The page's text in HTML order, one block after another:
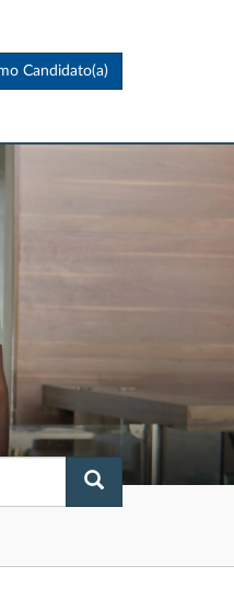
Candidato(a)